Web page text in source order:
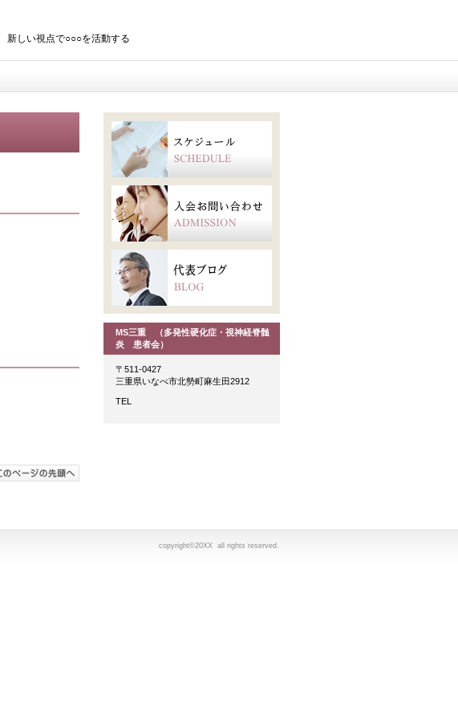
新しい視点で○○○を活動する
MS三重 （多発性硬化症・視神経脊髄
炎 患者会）
〒511-0427
三重県いなべ市北勢町麻生田2912
TEL
copyright©20XX all rights reserved.